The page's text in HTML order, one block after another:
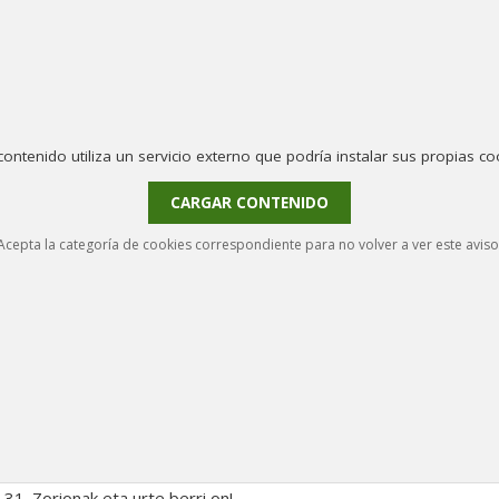
utiliza un servicio externo que podría instalar sus propias
CARGAR CONTENIDO
la categoría de cookies correspondiente para no volver a ver este